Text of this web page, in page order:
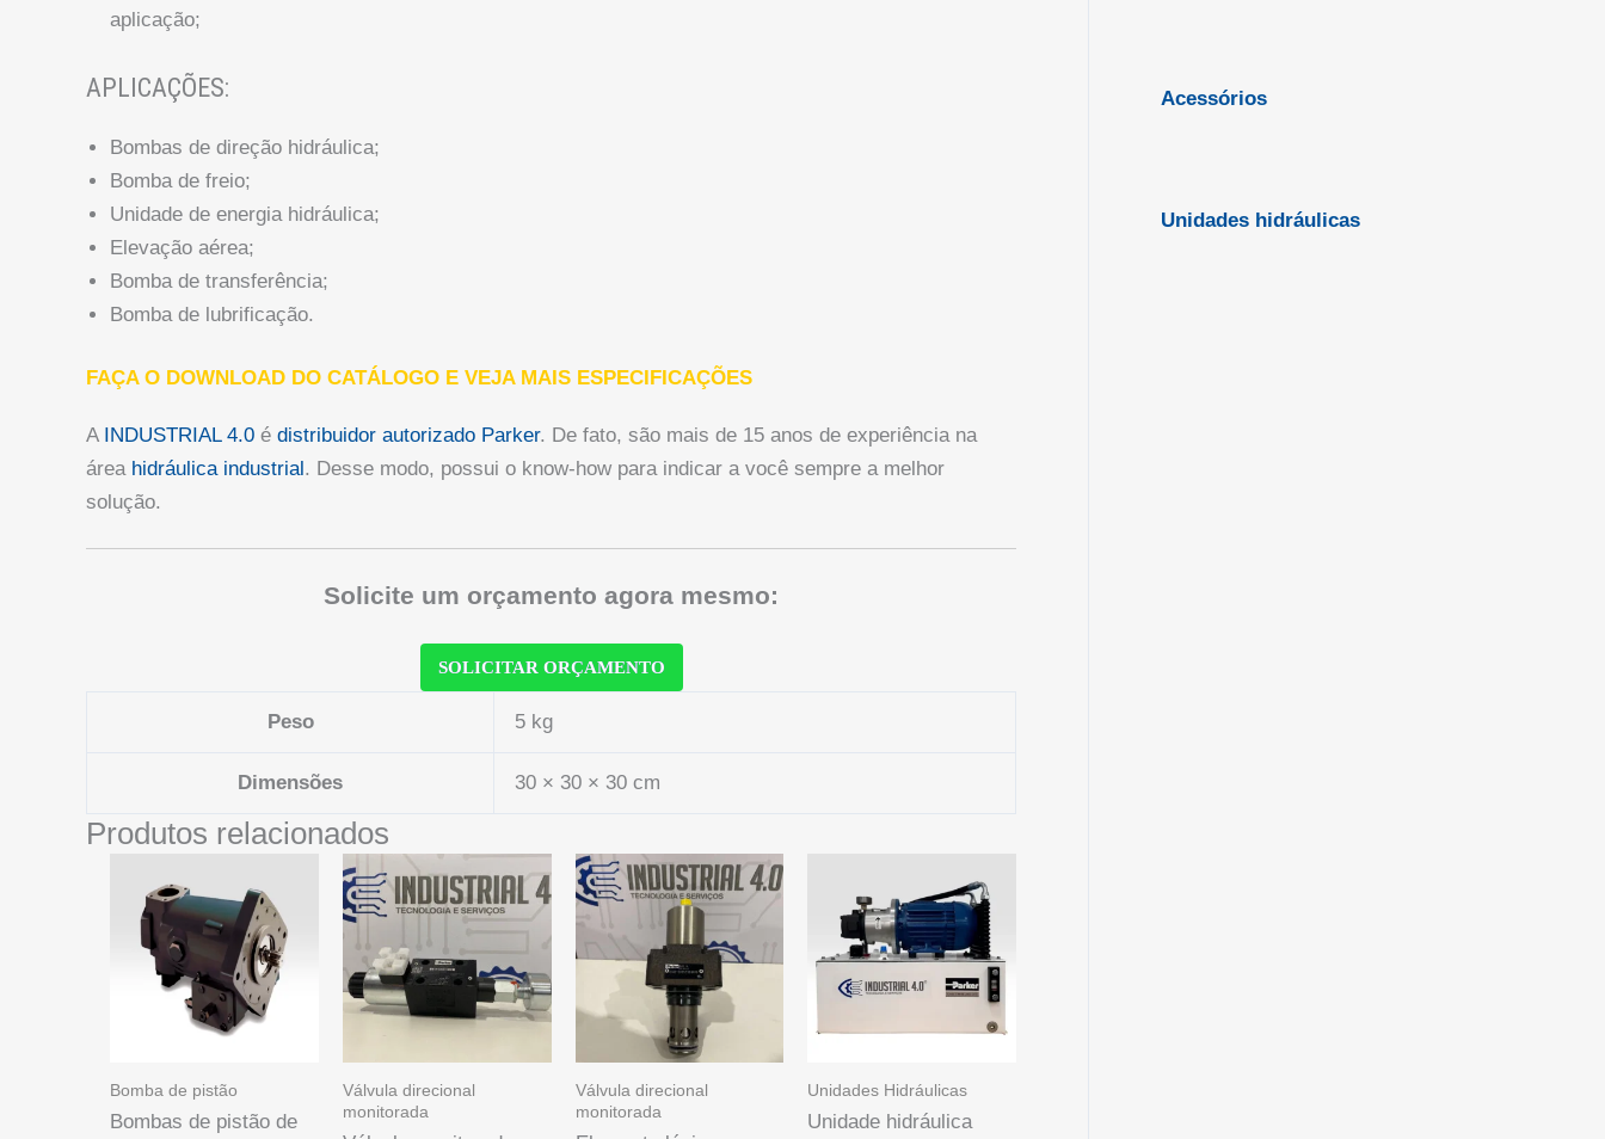
aplicação;
APLICAÇÕES:
Bombas de direção hidráulica;
Bomba de freio;
Unidade de energia hidráulica;
Elevação aérea;
Bomba de transferência;
Bomba de lubrificação.
FAÇA O DOWNLOAD DO CATÁLOGO E VEJA MAIS ESPECIFICAÇÕES
A INDUSTRIAL 4.0 é distribuidor autorizado Parker. De fato, são mais de 15 anos de experiência na
área hidráulica industrial. Desse modo, possui o know-how para indicar a você sempre a melhor
solução.
Solicite um orçamento agora mesmo:
SOLICITAR ORÇAMENTO
Peso 5 kg
Dimensões 30 × 30 × 30 cm
Produtos relacionados
Bomba de pistão
Bombas de pistão de
Válvula direcional
monitorada
Válvula direcional
monitorada
Unidades Hidráulicas
Unidade hidráulica
Acessórios
Unidades hidráulicas